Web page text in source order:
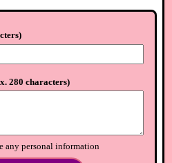
)
280 characters)
any personal information